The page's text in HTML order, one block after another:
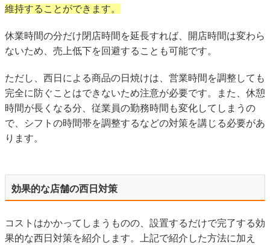
維持することができます。
休業時間の分だけ閉店時間を延長すれば、開店時間は変わら
ないため、売上低下を回避することも可能です。
ただし、西日による商品の日焼けは、営業時間を調整しても
完全に防ぐことはできないため注意が必要です。また、休憩
時間が長くなる分、従業員の勤務時間も変化してしまうの
で、シフトの時間帯を調整するなどの対策を講じる必要があ
ります。
効果的な店舗の西日対策
コストはかかってしまうものの、設置するだけで完了する効
果的な西日対策を紹介します。上記で紹介した方法に加え